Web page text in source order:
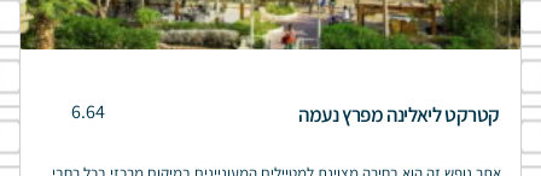
קטרקט ליאלינה מפרץ נעמה 6.64